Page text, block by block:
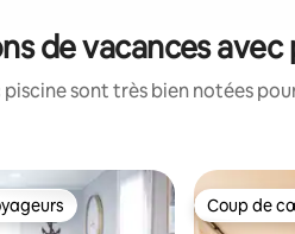
de vacances
piscine sont très bien notées
les plus appréciés Coup de
Coup de